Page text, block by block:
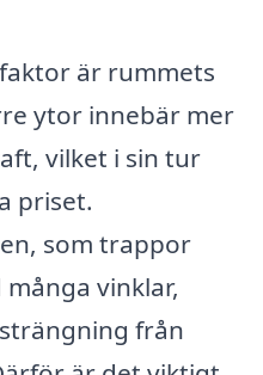
är rummets
ytor innebär mer
vilket i sin tur
priset.
som trappor
vinklar,
från